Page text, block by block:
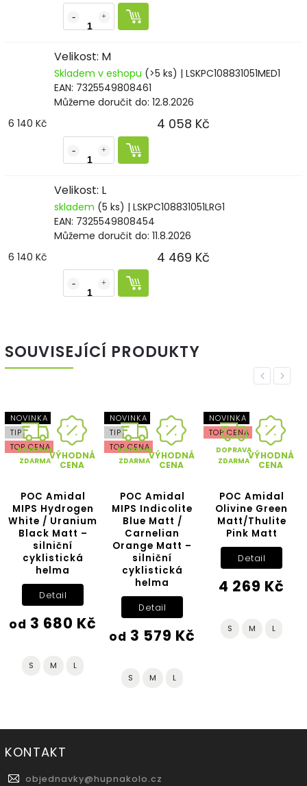
Velikost: M
Skladem v eshopu (>5 ks) | LSKPC108831051MED1
EAN: 7325549808461
Můžeme doručit do: 12.8.2026
6 140 Kč
4 058 Kč
Velikost: L
skladem (5 ks) | LSKPC108831051LRG1
EAN: 7325549808454
Můžeme doručit do: 11.8.2026
6 140 Kč
4 469 Kč
SOUVISEJÍCÍ PRODUKTY
Previous
NOVINKA
TIP
TOP CENA
DOPRAVA
ZDARMAVÝHODNÁ
CENA
POC Amidal
MIPS Hydrogen
/ Uranium
Black Matt –
silniční
cyklistická
helma
od3 680 Kč
Detail
NOVINKA
TIP
TOP CENA
DOPRAVA
ZDARMAVÝHODNÁ
CENA
POC Amidal
MIPS Indicolite
Blue Matt /
Carnelian
Orange Matt –
silniční
cyklistická
helma
od3 579 Kč
Detail
NOVINKA
TOP CENA
DOPRAVA
ZDARMAVÝHODNÁ
CENA
POC Amidal
Olivine Green
Matt/Thulite
Pink Matt
4 269 Kč
Detail
Next
KONTAKT
objednavky@hupnakolo.cz